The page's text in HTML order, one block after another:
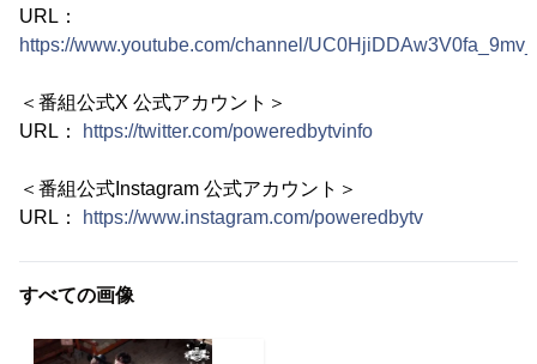
URL：
https://www.youtube.com/channel/
＜番組公式X 公式アカウント＞
URL：
https://twitter.com/poweredbytvinfo
＜番組公式Instagram 公式アカウント＞
URL：
https://www.instagram.com/poweredbytv
すべての画像